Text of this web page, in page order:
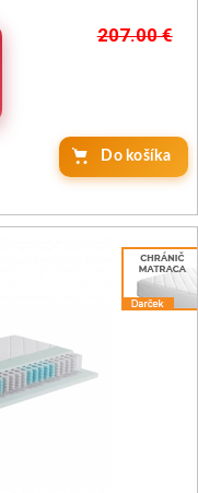
207.00€
Do košíka